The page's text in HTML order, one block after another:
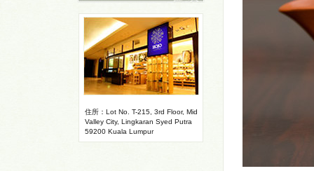
住所：Lot No. T-215, 3rd Floor, Mid
Valley City, Lingkaran Syed Putra
59200 Kuala Lumpur